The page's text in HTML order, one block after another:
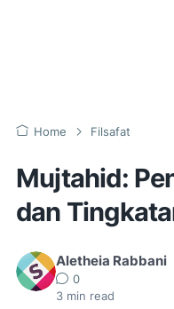
Home Filsafat
Mujtahid:
dan
Aletheia Rabbani
0
3 min read